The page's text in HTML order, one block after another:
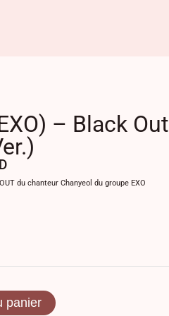
– Black Out
du chanteur Chanyeol du groupe EXO
panier